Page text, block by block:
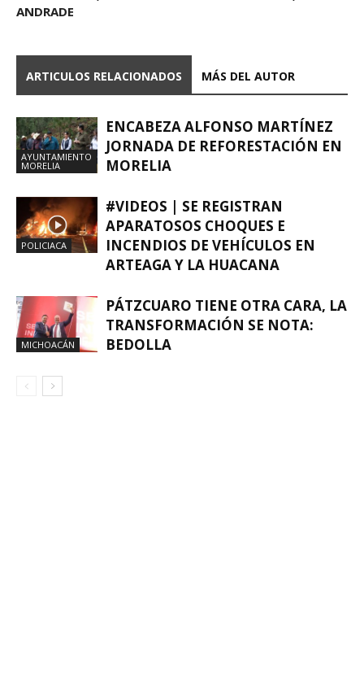
ANDRADE
ARTICULOS RELACIONADOS MÁS DEL AUTOR
AYUNTAMIENTO
MORELIA
ENCABEZA ALFONSO MARTÍNEZ
JORNADA DE REFORESTACIÓN EN
MORELIA
POLICIACA
#VIDEOS | SE REGISTRAN
APARATOSOS CHOQUES E
INCENDIOS DE VEHÍCULOS EN
ARTEAGA Y LA HUACANA
MICHOACÁN
PÁTZCUARO TIENE OTRA CARA, LA
TRANSFORMACIÓN SE NOTA:
BEDOLLA